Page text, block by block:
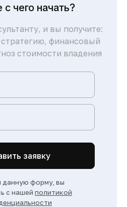
с чего начать?
и вы получите:
финансовый
стоимости владения
заявку
данную форму, вы
с нашей политикой